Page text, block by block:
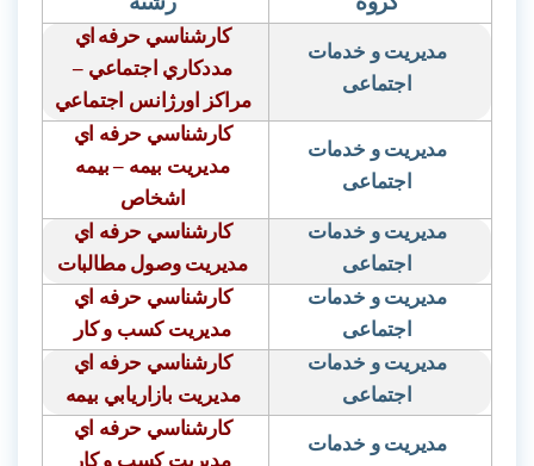
مدیریت و خدمات
اجتماعی
كارشناسي حرفه اي
مددكاري اجتماعي –
مراكز اورژانس اجتماعي
مدیریت و خدمات
اجتماعی
كارشناسي حرفه اي
مديريت بيمه – بيمه
اشخاص
مدیریت و خدمات
اجتماعی
كارشناسي حرفه اي
مديريت وصول مطالبات
مدیریت و خدمات
اجتماعی
كارشناسي حرفه اي
مديريت كسب و كار
مدیریت و خدمات
اجتماعی
كارشناسي حرفه اي
مديريت بازاريابي بيمه
مدیریت و خدمات
كارشناسي حرفه اي
مديريت كسب و كار